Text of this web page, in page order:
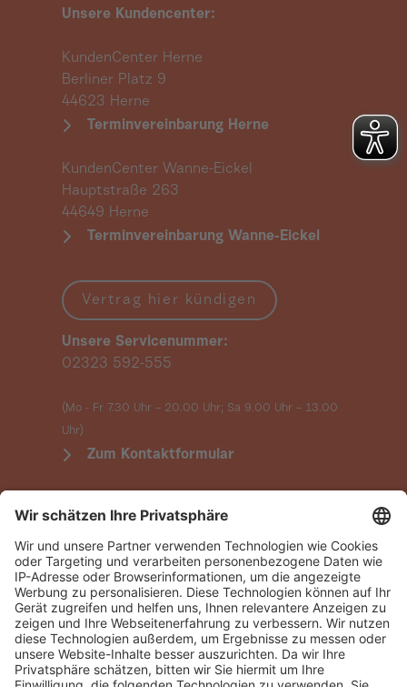
Unsere Kundencenter:
KundenCenter Herne
Berliner Platz 9
44623 Herne
Terminvereinbarung Herne
KundenCenter Wanne-Eickel
Hauptstraße 263
44649 Herne
Terminvereinbarung Wanne-Eickel
Vertrag hier kündigen
Unsere Servicenummer:
02323 592-555
(Mo - Fr 7.30 Uhr – 20.00 Uhr; Sa 9.00 Uhr – 13.00
Uhr)
Zum Kontaktformular
Einstellungen verwalten
Vertrag widerrufen
Folgen Sie uns: